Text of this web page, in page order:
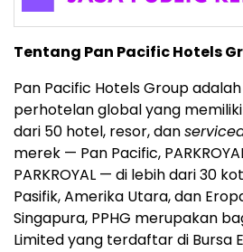
Tentang Pan Pacific Hotels
Pan Pacific Hotels Group
perhotelan global yang
dari 50 hotel, resor, dan
merek — Pan Pacific,
PARKROYAL — di lebih dari 30
Pasifik, Amerika Utara, dan
Singapura, PPHG merupakan
Limited yang terdaftar di Bursa